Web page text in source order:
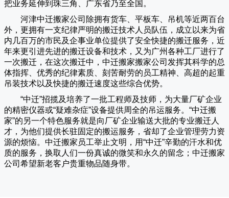
把业务延伸到珠三角、广东省乃至全国。
河津中迁搬家公司除拥有货车、平板车、吊机等近两百台
外，更拥有一支纪律严明的搬迁技术人员队伍，成立以来为省
内几百万的市民及企事业单位提供了安全快捷的搬迁服务，近
年来更引进先进的搬迁设备和技术，又为广州各种工厂进行了
一次搬迁，在这次搬迁中， 中迁搬家搬家公司发挥其科学的总
体指挥、优秀的纪律素质、刻苦耐劳的员工精神、高超的起重
吊装技术以及快捷的搬迁速度这些综合优势。
“中迁”招揽及培养了一批工程师及技师，为大量厂矿企业
的精密仪器或“疑难杂症”设备提供周全的吊运服务。“中迁搬
家”的另一个特色服务就是向厂矿企业输送大批的专业搬迁人
才，为他们提供长驻固定的搬运服务，省却了企业管理劳力资
源的烦恼。 中迁搬家员工举止文明，用“中迁”辛勤的汗水和优
质的服务，换取人们一份真诚的微笑和永久的留念； 中迁搬家
公司希望新老客户贵重物品随身带。